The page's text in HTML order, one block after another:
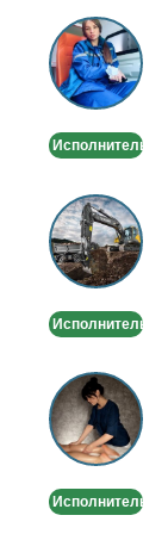
Выведение
из
запоя.
Капельница,
Исполнитель
Аренда
спецтехники
в
Москве
Исполнитель
Массаж
лица
и
тела
Исполнитель